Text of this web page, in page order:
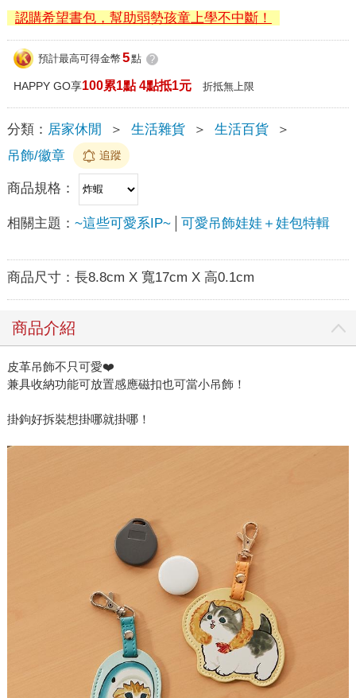
認購希望書包，幫助弱勢孩童上學不中斷！
預計最高可得金幣 5點 ?
HAPPY GO享100累1點 4點抵1元 折抵無上限
分類： 居家休閒 ＞ 生活雜貨 ＞ 生活百貨
＞
吊飾/徽章
追蹤
商品規格：
相關主題： ~這些可愛系IP~ 可愛吊飾娃娃＋娃包特輯
商品尺寸： 長8.8cm X 寬17cm X 高0.1cm
商品介紹
皮革吊飾不只可愛❤️
兼具收納功能可放置感應磁扣也可當小吊飾！
掛鉤好拆裝想掛哪就掛哪！